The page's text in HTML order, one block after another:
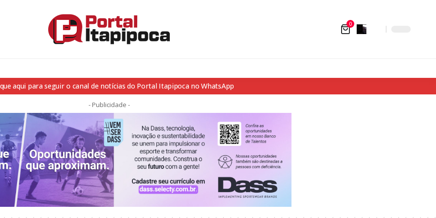
0
aqui para seguir o canal de notícias do Portal Itapipoca no WhatsApp
- Publicidade -